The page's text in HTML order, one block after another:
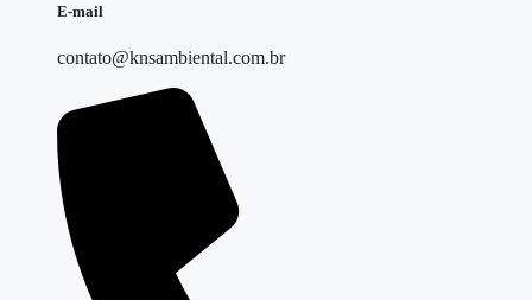
E-mail
contato@knsambiental.com.br